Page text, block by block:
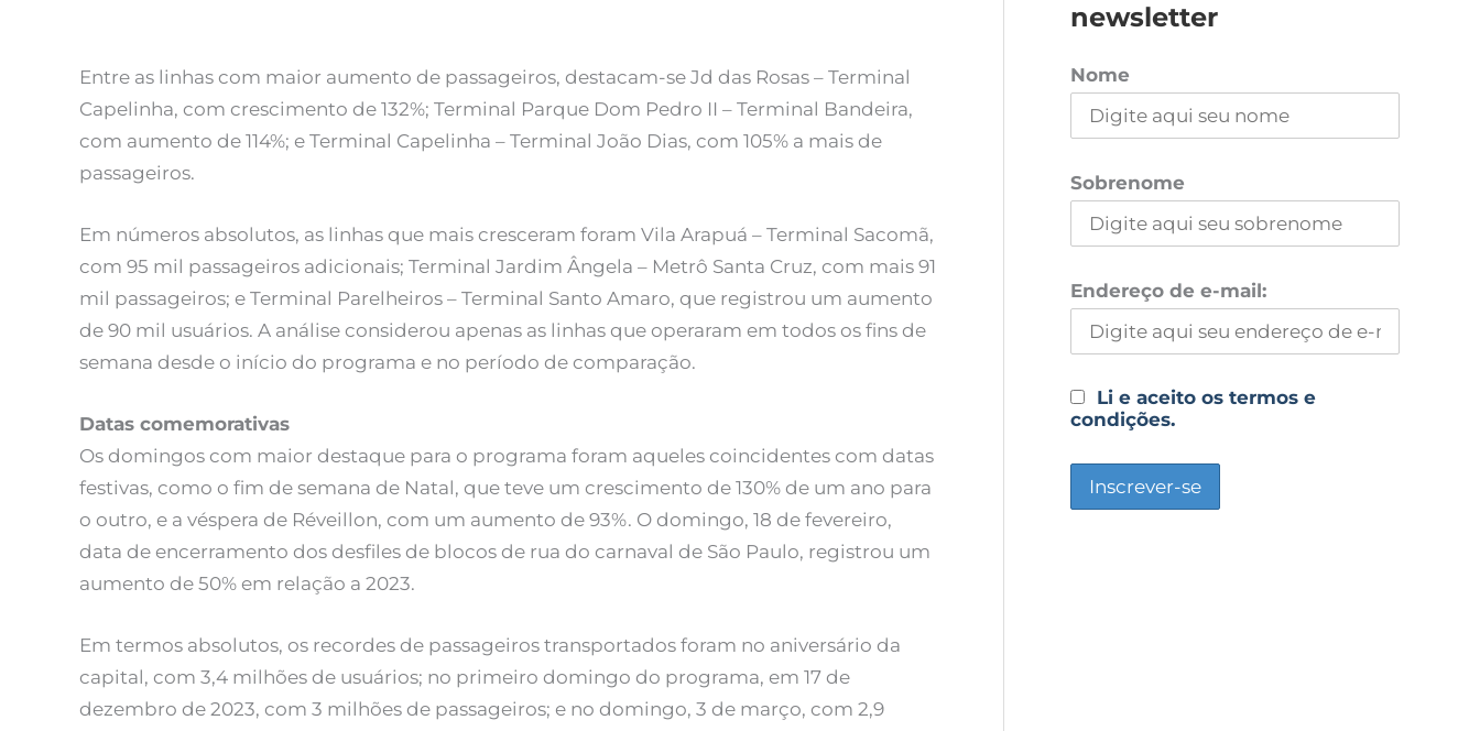
Entre as linhas com maior aumento de passageiros, destacam-se Jd das Rosas – Terminal
Capelinha, com crescimento de 132%; Terminal Parque Dom Pedro II – Terminal Bandeira,
com aumento de 114%; e Terminal Capelinha – Terminal João Dias, com 105% a mais de
passageiros.
Em números absolutos, as linhas que mais cresceram foram Vila Arapuá – Terminal Sacomã,
com 95 mil passageiros adicionais; Terminal Jardim Ângela – Metrô Santa Cruz, com mais 91
mil passageiros; e Terminal Parelheiros – Terminal Santo Amaro, que registrou um aumento
de 90 mil usuários. A análise considerou apenas as linhas que operaram em todos os fins de
semana desde o início do programa e no período de comparação.
Datas comemorativas
Os domingos com maior destaque para o programa foram aqueles coincidentes com datas
festivas, como o fim de semana de Natal, que teve um crescimento de 130% de um ano para
o outro, e a véspera de Réveillon, com um aumento de 93%. O domingo, 18 de fevereiro,
data de encerramento dos desfiles de blocos de rua do carnaval de São Paulo, registrou um
aumento de 50% em relação a 2023.
Em termos absolutos, os recordes de passageiros transportados foram no aniversário da
capital, com 3,4 milhões de usuários; no primeiro domingo do programa, em 17 de
dezembro de 2023, com 3 milhões de passageiros; e no domingo, 3 de março, com 2,9
newsletter
Nome
Sobrenome
Endereço de e-mail:
Li e aceito os termos e
condições.